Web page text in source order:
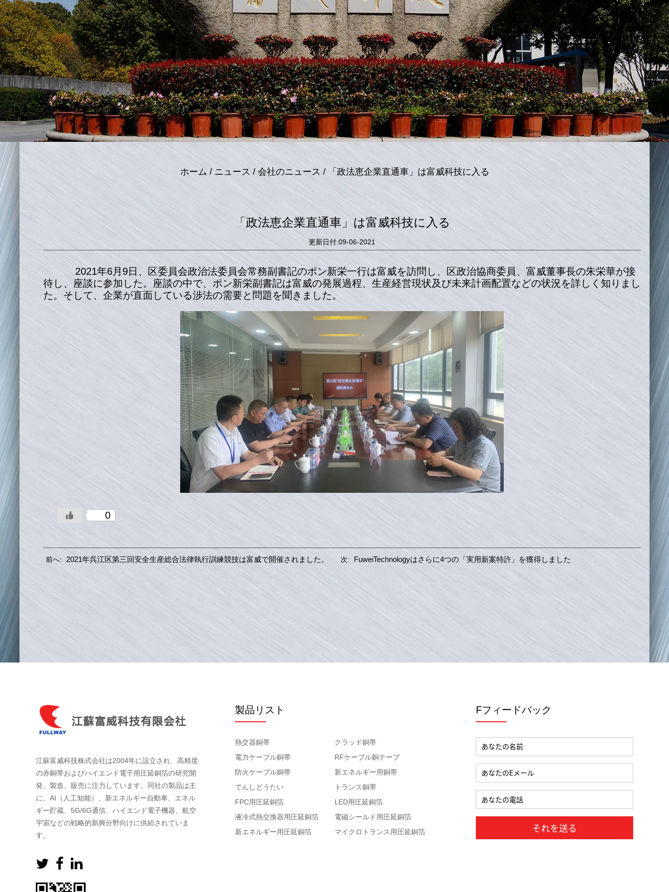
ホーム/ ニュース / 会社のニュース / 「政法恵企業直通車」は富威科技に入る
「政法恵企業直通車」は富威科技に入る
更新日付:09-06-2021
2021年6月9日、区委員会政治法委員会常務副書記のポン新栄一行は富威を訪問し、区政治協商委員、富威董事長の朱栄華が接
待し、座談に参加した。座談の中で、ポン新栄副書記は富威の発展過程、生産経営現状及び未来計画配置などの状況を詳しく知りまし
た。そして、企業が直面している渉法の需要と問題を聞きました。
0
前へ: 2021年呉江区第三回安全生産総合法律執行訓練競技は富威で開催されました。 次: FuweiTechnologyはさらに4つの「実用新案特許」を獲得しました
江蘇富威科技株式会社は2004年に設立され、高精度
の赤銅帯およびハイエンド電子用圧延銅箔の研究開
発、製造、販売に注力しています。同社の製品は主
に、AI（人工知能）、新エネルギー自動車、エネル
ギー貯蔵、5G/6G通信、ハイエンド電子機器、航空
宇宙などの戦略的新興分野向けに供給されていま
す。
製品リスト
熱交器銅帯
クラッド銅帯
電力ケーブル銅帯
RFケーブル銅テープ
防火ケーブル銅帯
新エネルギー用銅帯
でんしどうたい
トランス銅帯
FPC用圧延銅箔
LED用圧延銅箔
液冷式熱交換器用圧延銅箔
電磁シールド用圧延銅箔
新エネルギー用圧延銅箔
マイクロトランス用圧延銅箔
Fフィードバック